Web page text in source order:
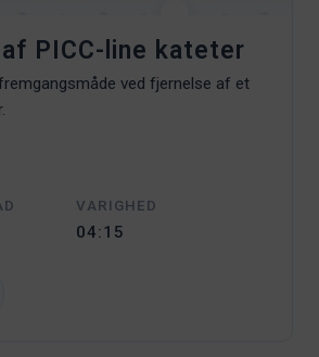
PICC-line kateter
ved fjernelse af et
VARIGHED
04:15